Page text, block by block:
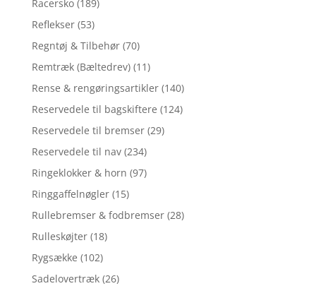
Racersko (189)
Reflekser (53)
Regntøj & Tilbehør (70)
Remtræk (Bæltedrev) (11)
Rense & rengøringsartikler (140)
Reservedele til bagskiftere (124)
Reservedele til bremser (29)
Reservedele til nav (234)
Ringeklokker & horn (97)
Ringgaffelnøgler (15)
Rullebremser & fodbremser (28)
Rulleskøjter (18)
Rygsække (102)
Sadelovertræk (26)